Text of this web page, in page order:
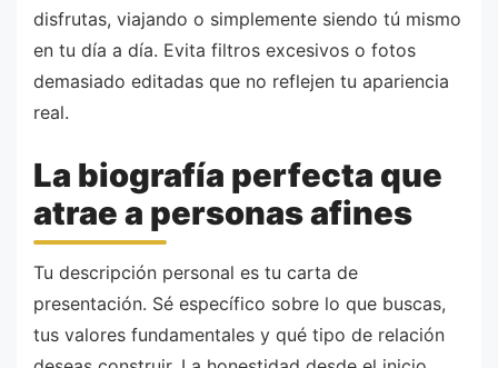
disfrutas, viajando o simplemente siendo tú mismo
en tu día a día. Evita filtros excesivos o fotos
demasiado editadas que no reflejen tu apariencia
real.
La biografía perfecta que
atrae a personas afines
Tu descripción personal es tu carta de
presentación. Sé específico sobre lo que buscas,
tus valores fundamentales y qué tipo de relación